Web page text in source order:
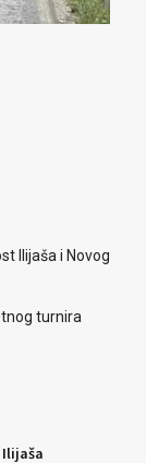
Ilijaša i Novog
turnira